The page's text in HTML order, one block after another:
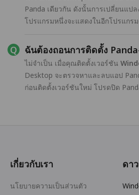
Panda เดียวกัน ดังนั้นการเปลี่ยนแป
โปรแกรมหนึ่งจะแสดงในอีกโปรแกร
ฉันต้องถอนการติดตั้ง
ไม่จำเป็น เมื่อคุณติดตั้งเวอร์ชัน
Desktop จะตรวจหาและลบแอป
ก่อนติดตั้งเวอร์ชันใหม่ โปรดปิด
เกี่ยวกับเรา
นโยบายความเป็นส่วนตัว
ดา